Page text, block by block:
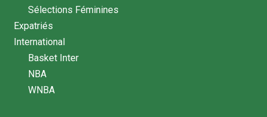
Sélections Féminines
Expatriés
International
Basket Inter
NBA
WNBA